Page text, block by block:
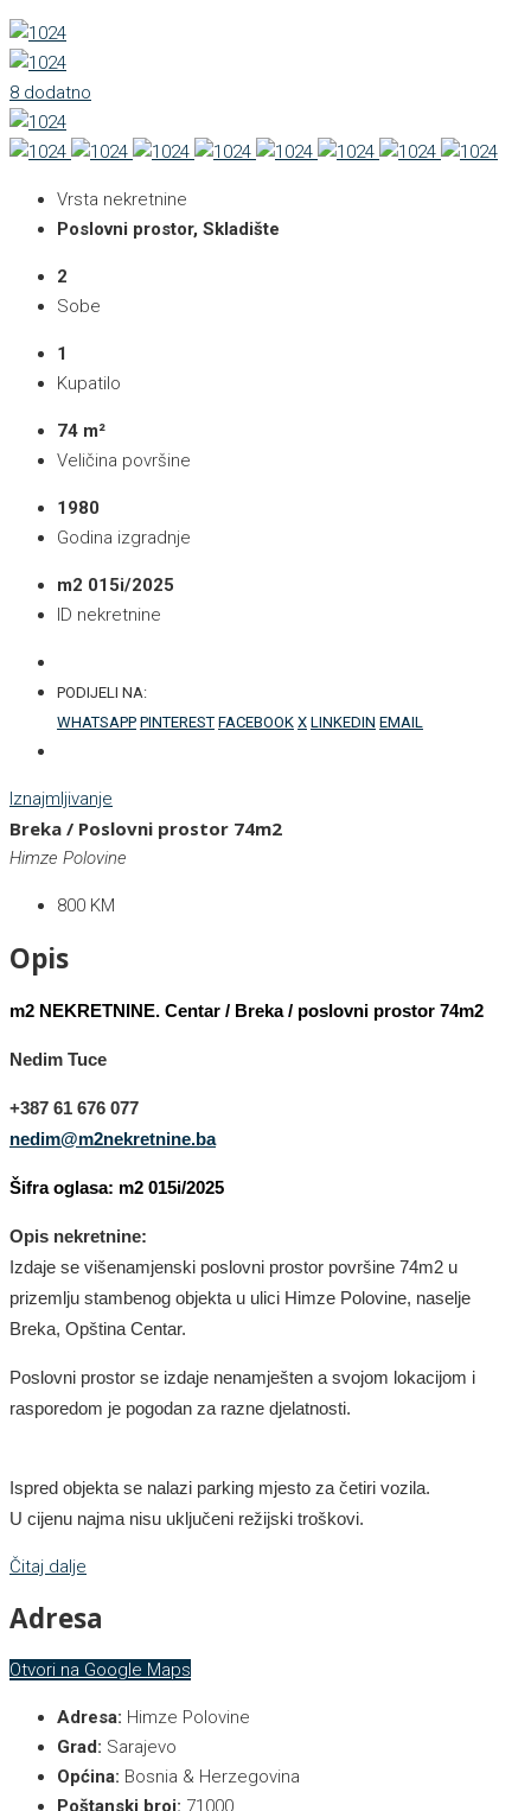
8 dodatno
Vrsta nekretnine
Poslovni prostor, Skladište
2
Sobe
1
Kupatilo
74 m²
Veličina površine
1980
Godina izgradnje
m2 015i/2025
ID nekretnine
PODIJELI NA:
WHATSAPP PINTEREST FACEBOOK X LINKEDIN EMAIL
Iznajmljivanje
Breka / Poslovni prostor 74m2
Himze Polovine
800 KM
Opis
m2 NEKRETNINE. Centar / Breka / poslovni prostor 74m2
Nedim Tuce
+387 61 676 077
nedim@m2nekretnine.ba
Šifra oglasa: m2 015i/2025
Opis nekretnine:
Izdaje se višenamjenski poslovni prostor površine 74m2 u
prizemlju stambenog objekta u ulici Himze Polovine, naselje
Breka, Opština Centar.
Poslovni prostor se izdaje nenamješten a svojom lokacijom i
rasporedom je pogodan za razne djelatnosti.
Ispred objekta se nalazi parking mjesto za četiri vozila.
U cijenu najma nisu uključeni režijski troškovi.
Čitaj dalje
Adresa
Otvori na Google Maps
Adresa: Himze Polovine
Grad: Sarajevo
Općina: Bosnia & Herzegovina
Poštanski broj: 71000